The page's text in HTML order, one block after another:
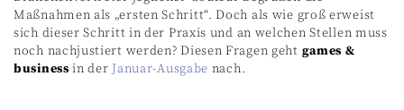
Maßnahmen als „ersten Schritt“. Doch als wie groß erweist
sich dieser Schritt in der Praxis und an welchen Stellen muss
noch nachjustiert werden? Diesen Fragen geht games &
business in der Januar-Ausgabe nach.